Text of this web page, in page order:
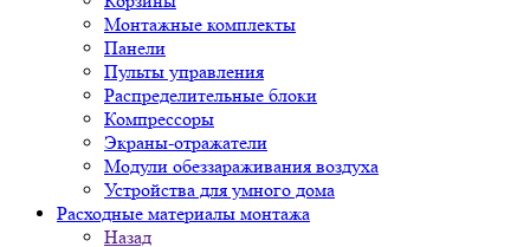
Монтажные комплекты
Панели
Пульты управления
Распределительные блоки
Компрессоры
Экраны-отражатели
Модули обеззараживания воздуха
Устройства для умного дома
Расходные материалы монтажа
Назад